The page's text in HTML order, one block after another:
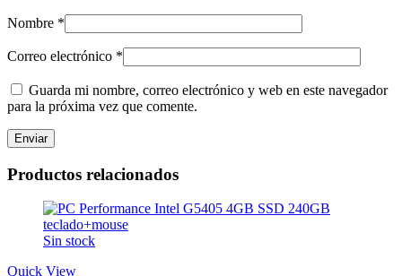
Nombre *
Correo electrónico *
Guarda mi nombre, correo electrónico y web en este navegador
para la próxima vez que comente.
Productos relacionados
Sin stock
Quick View